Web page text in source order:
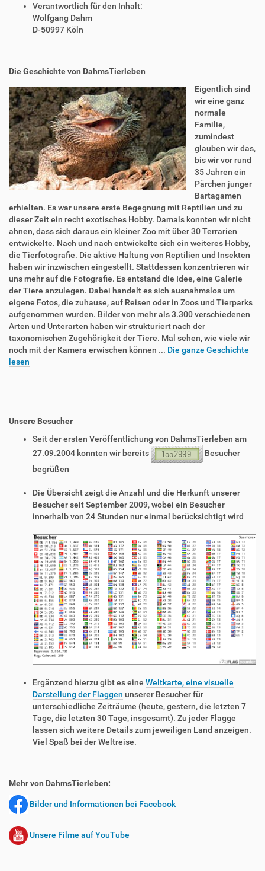
Verantwortlich für den Inhalt:
Wolfgang Dahm
D-50997 Köln
Die Geschichte von DahmsTierleben
Eigentlich sind
wir eine ganz
normale
Familie,
zumindest
glauben wir das,
bis wir vor rund
35 Jahren ein
Pärchen junger
Bartagamen
erhielten. Es war unsere erste Begegnung mit Reptilien und zu
dieser Zeit ein recht exotisches Hobby. Damals konnten wir nicht
ahnen, dass sich daraus ein kleiner Zoo mit über 30 Terrarien
entwickelte. Nach und nach entwickelte sich ein weiteres Hobby,
die Tierfotografie. Die aktive Haltung von Reptilien und Insekten
haben wir inzwischen eingestellt. Stattdessen konzentrieren wir
uns mehr auf die Fotografie. Es entstand die Idee, eine Galerie
der Tiere anzulegen. Dabei handelt es sich ausnahmslos um
eigene Fotos, die zuhause, auf Reisen oder in Zoos und Tierparks
aufgenommen wurden. Bilder von mehr als 3.300 verschiedenen
Arten und Unterarten haben wir strukturiert nach der
taxonomischen Zugehörigkeit der Tiere. Mal sehen, wie viele wir
noch mit der Kamera erwischen können ... Die ganze Geschichte
lesen
Unsere Besucher
Seit der ersten Veröffentlichung von DahmsTierleben am
27.09.2004 konnten wir bereits
Besucher
begrüßen
Die Übersicht zeigt die Anzahl und die Herkunft unserer
Besucher seit September 2009, wobei ein Besucher
innerhalb von 24 Stunden nur einmal berücksichtigt wird
Ergänzend hierzu gibt es eine Weltkarte, eine visuelle
Darstellung der Flaggen unserer Besucher für
unterschiedliche Zeiträume (heute, gestern, die letzten 7
Tage, die letzten 30 Tage, insgesamt). Zu jeder Flagge
lassen sich weitere Details zum jeweiligen Land anzeigen.
Viel Spaß bei der Weltreise.
Mehr von DahmsTierleben:
Bilder und Informationen bei Facebook
Unsere Filme auf YouTube